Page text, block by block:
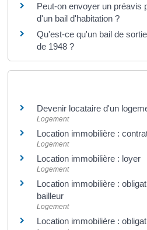
Peut-on envoyer un préavis
d'un bail d'habitation ?
Qu'est-ce qu'un bail de
de 1948 ?
Devenir locataire d'un
Logement
Location immobilière :
Logement
Location immobilière : loyer
Logement
Location immobilière :
bailleur
Logement
Location immobilière :